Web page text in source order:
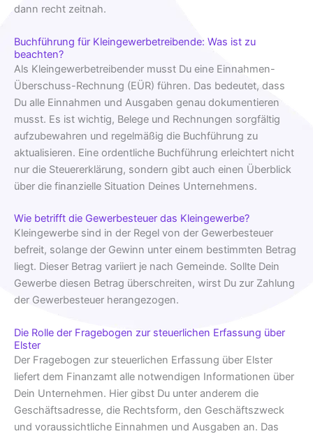
dann recht zeitnah.
Buchführung für Kleingewerbetreibende: Was ist zu
beachten?
Als Kleingewerbetreibender musst Du eine Einnahmen-
Überschuss-Rechnung (EÜR) führen. Das bedeutet, dass
Du alle Einnahmen und Ausgaben genau dokumentieren
musst. Es ist wichtig, Belege und Rechnungen sorgfältig
aufzubewahren und regelmäßig die Buchführung zu
aktualisieren. Eine ordentliche Buchführung erleichtert nicht
nur die Steuererklärung, sondern gibt auch einen Überblick
über die finanzielle Situation Deines Unternehmens.
Wie betrifft die Gewerbesteuer das Kleingewerbe?
Kleingewerbe sind in der Regel von der Gewerbesteuer
befreit, solange der Gewinn unter einem bestimmten Betrag
liegt. Dieser Betrag variiert je nach Gemeinde. Sollte Dein
Gewerbe diesen Betrag überschreiten, wirst Du zur Zahlung
der Gewerbesteuer herangezogen.
Die Rolle der Fragebogen zur steuerlichen Erfassung über
Elster
Der Fragebogen zur steuerlichen Erfassung über Elster
liefert dem Finanzamt alle notwendigen Informationen über
Dein Unternehmen. Hier gibst Du unter anderem die
Geschäftsadresse, die Rechtsform, den Geschäftszweck
und voraussichtliche Einnahmen und Ausgaben an. Das